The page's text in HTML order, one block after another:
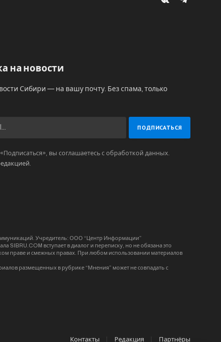
VKontakteTelegram
на новости
Сибири — на вашу почту. Без спама, только
вы соглашаетесь с обработкой данных.
.
Учредитель: ООО “Центр Информации”
SIBRU.COM вступает в диалог и переписку, но не обязана это
праве и смежных правах. При любом использовании материалов
размещенных в рубрике “Мнения” может не совпадать с
Контакты Редакция Партнёры